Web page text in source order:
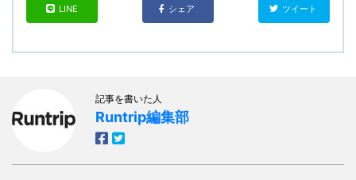
LINE シェア ツイート
記事を書いた人
Runtrip編集部